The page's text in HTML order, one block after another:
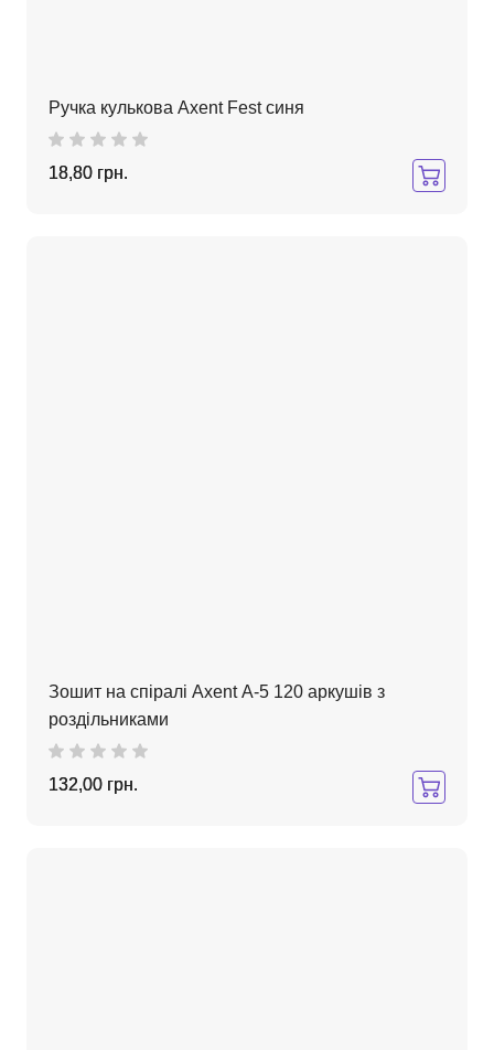
Ручка кулькова Axent Fest синя
18,80 грн.
Зошит на спіралі Axent А-5 120 аркушів з
роздільниками
132,00 грн.